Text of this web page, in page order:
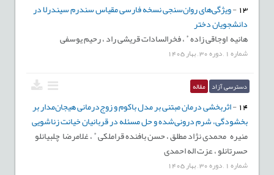
13
-ویژگی‌‌های روان‌‌سنجی نسخه فارسی مقیاس سندرم سیندرلا در
دانشجویان دختر
هانیه اوجاقی زاده*،فخرالسادات قریشی راد ،رحیم یوسفی
شماره1 دوره30
,بهار1405
دسترسی آزاد مقاله
14
-اثربخشی درمان مبتنی بر مدل باکوم و زوج‌درمانی هیجان‌مدار بر
بخشودگی، شرم درونی‌شده و حل مسئله در قربانیان خیانت زناشویی
منیره محمدی نژاد مطلق ،حسن بافنده قراملکی ،غلامرضا چلبیانلو
حسرتانلو ،عزت اله احمدی
شماره1 دوره30
,بهار1405